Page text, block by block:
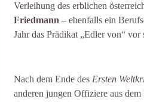
Verleihung des erblichen
Friedmann – ebenfalls ein
Jahr das Prädikat „Edler von“
Nach dem Ende des Ersten
anderen jungen Offiziere aus